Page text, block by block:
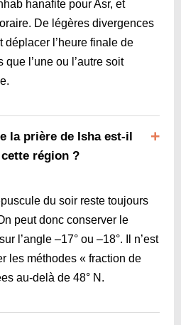
hanafite pour Asr, et
De légères divergences
l’heure finale de
l’une ou l’autre soit
la prière de Isha est-il
région ?
du soir reste toujours
peut donc conserver le
l’angle –17° ou –18°. Il n’est
les méthodes « fraction de
au-delà de 48° N.